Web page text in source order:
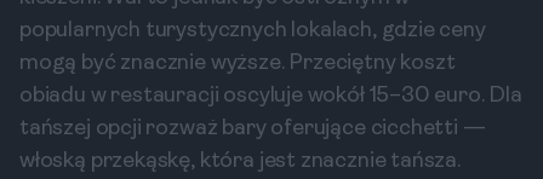
popularnych turystycznych lokalach, gdzie ceny
mogą być znacznie wyższe. Przeciętny koszt
obiadu w restauracji oscyluje wokół 15–30 euro. Dla
tańszej opcji rozważ bary oferujące cicchetti —
włoską przekąskę, która jest znacznie tańsza.